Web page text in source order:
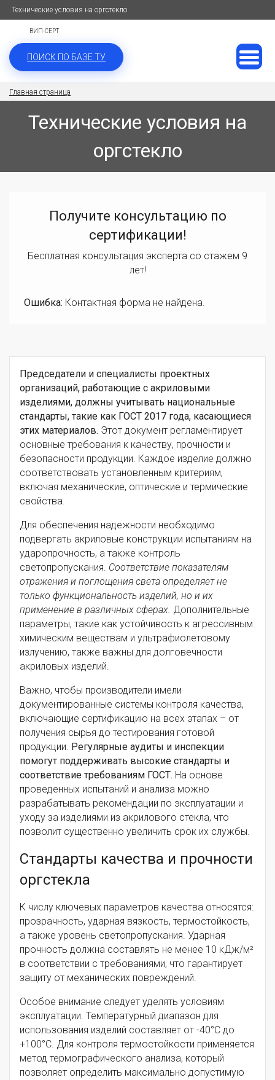
Технические условия на оргстекло
ВИП-СЕРТ
ПОИСК ПО БАЗЕ ТУ
Главная страница
Технические условия на
оргстекло
Получите консультацию по
сертификации!
Бесплатная консультация эксперта со стажем 9
лет!
Ошибка: Контактная форма не найдена.
Председатели и специалисты проектных
организаций, работающие с акриловыми
изделиями, должны учитывать национальные
стандарты, такие как ГОСТ 2017 года, касающиеся
этих материалов. Этот документ регламентирует
основные требования к качеству, прочности и
безопасности продукции. Каждое изделие должно
соответствовать установленным критериям,
включая механические, оптические и термические
свойства.
Для обеспечения надежности необходимо
подвергать акриловые конструкции испытаниям на
ударопрочность, а также контроль
светопропускания. Соответствие показателям
отражения и поглощения света определяет не
только функциональность изделий, но и их
применение в различных сферах. Дополнительные
параметры, такие как устойчивость к агрессивным
химическим веществам и ультрафиолетовому
излучению, также важны для долговечности
акриловых изделий.
Важно, чтобы производители имели
документированные системы контроля качества,
включающие сертификацию на всех этапах – от
получения сырья до тестирования готовой
продукции. Регулярные аудиты и инспекции
помогут поддерживать высокие стандарты и
соответствие требованиям ГОСТ. На основе
проведенных испытаний и анализа можно
разрабатывать рекомендации по эксплуатации и
уходу за изделиями из акрилового стекла, что
позволит существенно увеличить срок их службы.
Стандарты качества и прочности
оргстекла
К числу ключевых параметров качества относятся:
прозрачность, ударная вязкость, термостойкость,
а также уровень светопропускания. Ударная
прочность должна составлять не менее 10 кДж/м²
в соответствии с требованиями, что гарантирует
защиту от механических повреждений.
Особое внимание следует уделять условиям
эксплуатации. Температурный диапазон для
использования изделий составляет от -40°C до
+100°C. Для контроля термостойкости применяется
метод термографического анализа, который
позволяет определить максимально допустимую